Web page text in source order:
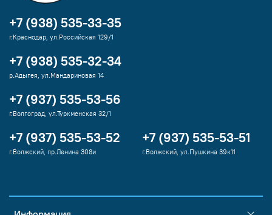
+7 (938) 535-33-35
г.Краснодар, ул.Российская 129/1
+7 (938) 535-32-34
р.Адыгея, ул.Мандариновая 14
+7 (937) 535-53-56
г.Волгоград, ул.Туркменская 32/1
+7 (937) 535-53-52
г.Волжский, пр.Ленина 308и
+7 (937) 535-53-51
г.Волжский, ул.Пушкина 39к11